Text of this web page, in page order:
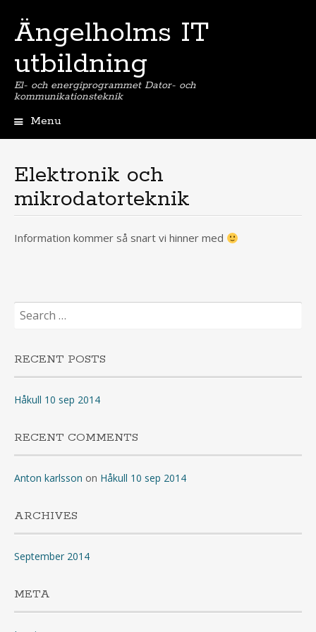
Ängelholms IT
utbildning
El- och energiprogrammet Dator- och
kommunikationsteknik
Menu
Elektronik och
mikrodatorteknik
Information kommer så snart vi hinner med
Search
for:
RECENT POSTS
Håkull 10 sep 2014
RECENT COMMENTS
Anton karlsson on Håkull 10 sep 2014
ARCHIVES
September 2014
META